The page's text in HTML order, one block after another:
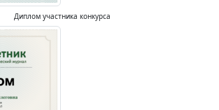
Диплом участника конкурса